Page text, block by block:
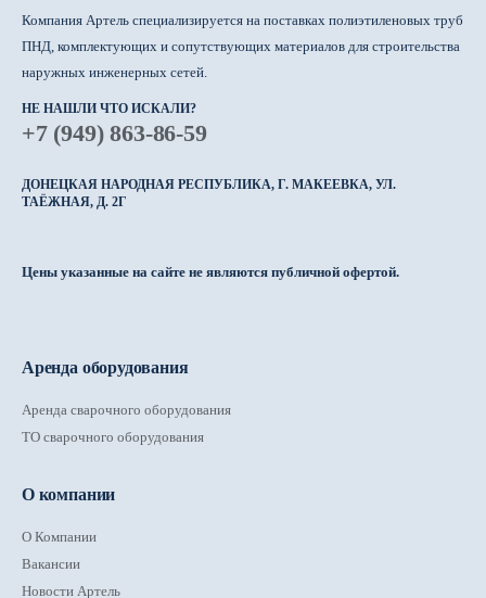
Компания Артель специализируется на поставках полиэтиленовых труб
ПНД, комплектующих и сопутствующих материалов для строительства
наружных инженерных сетей.
НЕ НАШЛИ ЧТО ИСКАЛИ?
+7 (949) 863-86-59
ДОНЕЦКАЯ НАРОДНАЯ РЕСПУБЛИКА, Г. МАКЕЕВКА, УЛ.
ТАЁЖНАЯ, Д. 2Г
Цены указанные на сайте не являются публичной офертой.
Аренда оборудования
Аренда сварочного оборудования
ТО сварочного оборудования
О компании
О Компании
Вакансии
Новости Артель